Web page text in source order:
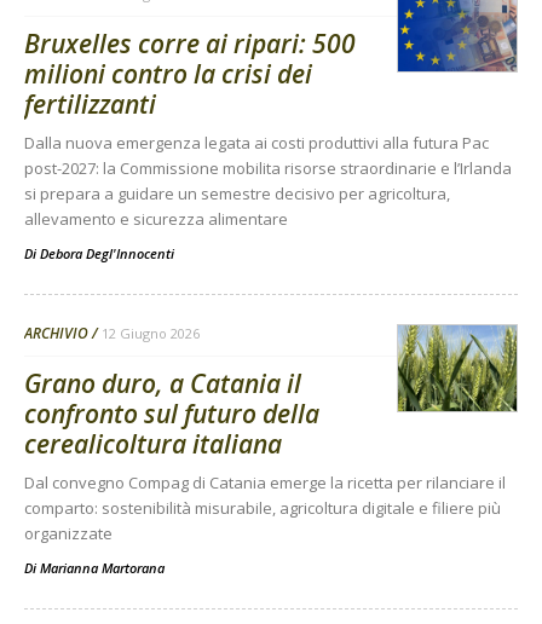
Bruxelles corre ai ripari: 500
milioni contro la crisi dei
fertilizzanti
Dalla nuova emergenza legata ai costi produttivi alla futura Pac
post-2027: la Commissione mobilita risorse straordinarie e l’Irlanda
si prepara a guidare un semestre decisivo per agricoltura,
allevamento e sicurezza alimentare
Di Debora Degl'Innocenti
ARCHIVIO 12 Giugno 2026
Grano duro, a Catania il
confronto sul futuro della
cerealicoltura italiana
Dal convegno Compag di Catania emerge la ricetta per rilanciare il
comparto: sostenibilità misurabile, agricoltura digitale e filiere più
organizzate
Di Marianna Martorana